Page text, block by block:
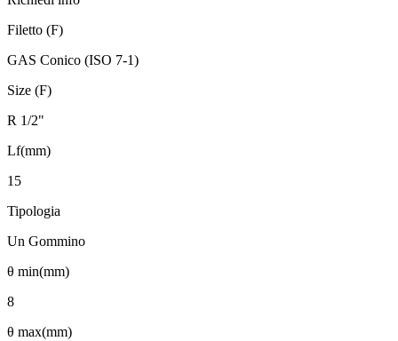
Filetto (F)
GAS Conico (ISO 7-1)
Size (F)
R 1/2"
Lf(mm)
15
Tipologia
Un Gommino
θ min(mm)
8
θ max(mm)